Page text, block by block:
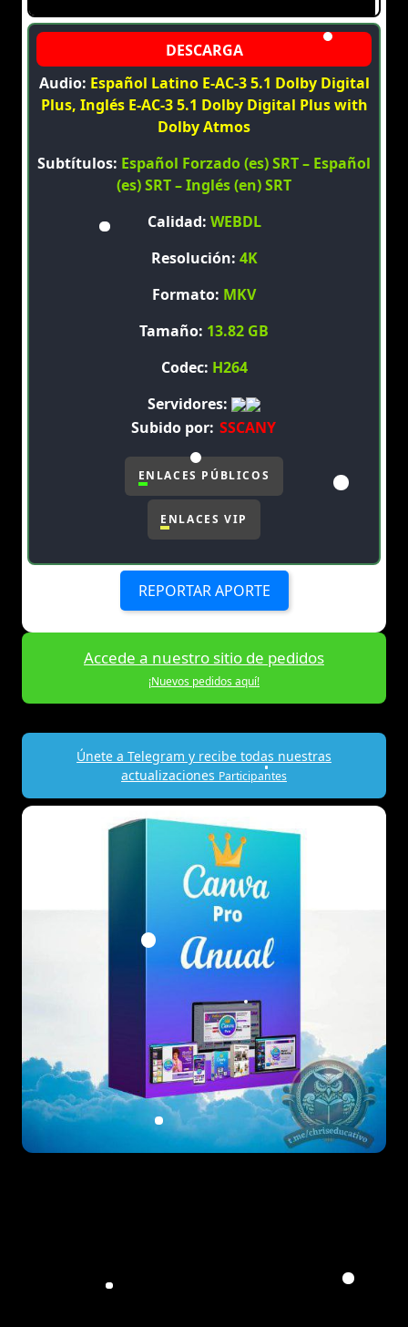
Audio: Español Latino E-AC-3 5.1 Dolby Digital
Plus, Inglés E-AC-3 5.1 Dolby Digital Plus with
Dolby Atmos
Subtítulos: Español Forzado (es) SRT – Español
(es) SRT – Inglés (en) SRT
Calidad: WEBDL
Resolución: 4K
Formato: MKV
Tamaño: 13.82 GB
Codec: H264
Servidores:
Subido por: SSCANY
ENLACES PÚBLICOS
ENLACES VIP
REPORTAR APORTE
Accede a nuestro sitio de pedidos
¡Nuevos pedidos aquí!
Únete a Telegram y recibe todas nuestras
actualizaciones Participantes